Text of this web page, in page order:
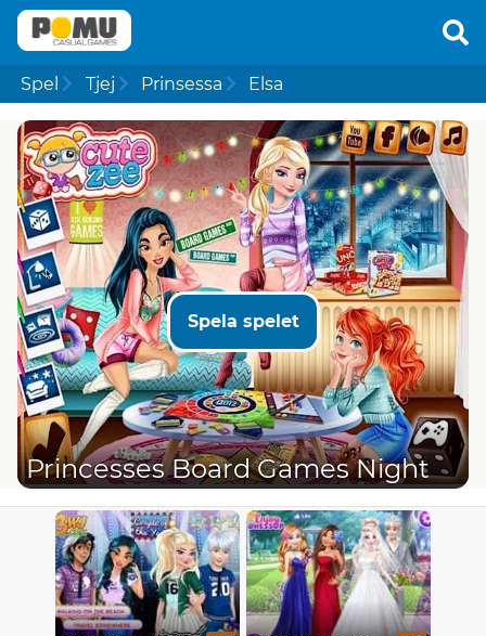
Spel Tjej Prinsessa Elsa
Spela spelet
Princesses Board Games Night